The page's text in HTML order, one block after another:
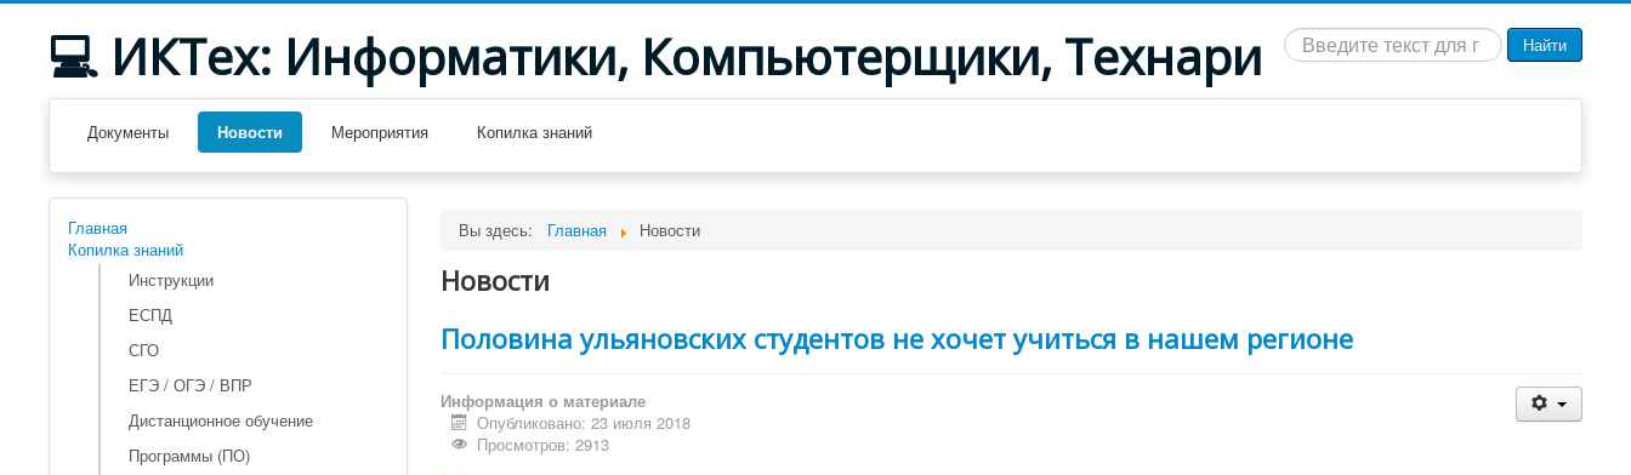
💻 ИКТех: Информатики, Компьютерщики, Технари Искать... Найти
Документы Новости Мероприятия Копилка знаний
Главная
Копилка знаний
Инструкции
ЕСПД
СГО
ЕГЭ / ОГЭ / ВПР
Дистанционное обучение
Программы (ПО)
Вы здесь: Главная Новости
Новости
Половина ульяновских студентов не хочет учиться в нашем регионе
Информация о материале
Опубликовано: 23 июля 2018
Просмотров: 2913